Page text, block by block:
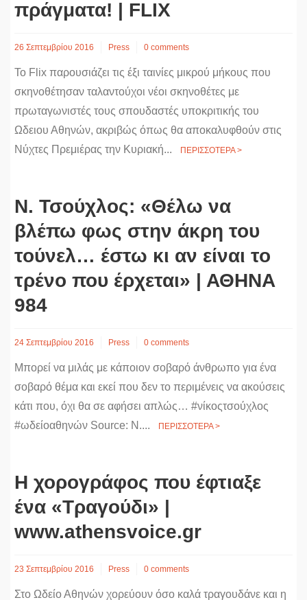
πράγματα! | FLIX
26 Σεπτεμβρίου 2016 Press 0 comments
Το Flix παρουσιάζει τις έξι ταινίες μικρού μήκους που
σκηνοθέτησαν ταλαντούχοι νέοι σκηνοθέτες με
πρωταγωνιστές τους σπουδαστές υποκριτικής του
Ωδειου Αθηνών, ακριβώς όπως θα αποκαλυφθούν στις
Νύχτες Πρεμιέρας την Κυριακή...
ΠΕΡΙΣΣΟΤΕΡΑ >
Ν. Τσούχλος: «Θέλω να
βλέπω φως στην άκρη του
τούνελ… έστω κι αν είναι το
τρένο που έρχεται» | ΑΘΗΝΑ
984
24 Σεπτεμβρίου 2016 Press 0 comments
Μπορεί να μιλάς με κάποιον σοβαρό άνθρωπο για ένα
σοβαρό θέμα και εκεί που δεν το περιμένεις να ακούσεις
κάτι που, όχι θα σε αφήσει απλώς… #νίκοςτσούχλος
#ωδείοαθηνών Source: Ν....
ΠΕΡΙΣΣΟΤΕΡΑ >
Η χορογράφος που έφτιαξε
ένα «Τραγούδι» |
www.athensvoice.gr
23 Σεπτεμβρίου 2016 Press 0 comments
Στο Ωδείο Αθηνών χορεύουν όσο καλά τραγουδάνε και η